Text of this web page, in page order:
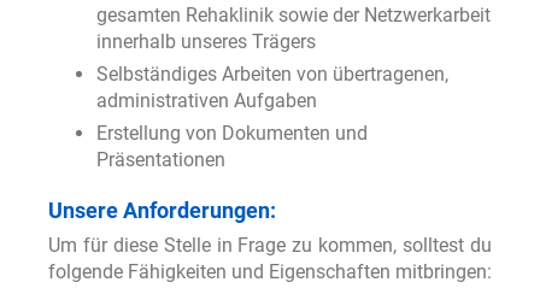
gesamten Rehaklinik sowie der Netzwerkarbeit
innerhalb unseres Trägers
Selbständiges Arbeiten von übertragenen,
administrativen Aufgaben
Erstellung von Dokumenten und
Präsentationen
Unsere Anforderungen:
Um für diese Stelle in Frage zu kommen, solltest du
folgende Fähigkeiten und Eigenschaften mitbringen: